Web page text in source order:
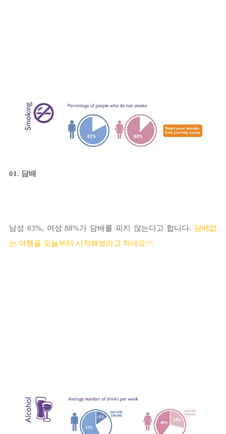
01. 담배
남성 83%, 여성 88%가 담배를 피지 않는다고 합니다. 담배없
는 여행을 오늘부터 시작해보라고 하네요^^